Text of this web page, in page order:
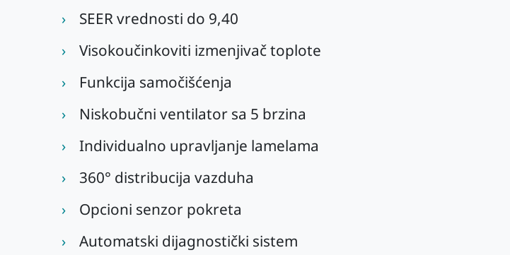
SEER vrednosti do 9,40
Visokoučinkoviti izmenjivač toplote
Funkcija samočišćenja
Niskobučni ventilator sa 5 brzina
Individualno upravljanje lamelama
360° distribucija vazduha
Opcioni senzor pokreta
Automatski dijagnostički sistem